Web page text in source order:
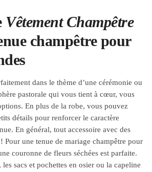
Vêtement Champêtre
champêtre pour
dans le thème d’une cérémonie ou
pastorale qui vous tient à cœur, vous
En plus de la robe, vous pouvez
détails pour renforcer le caractère
En général, tout accessoire avec des
Pour une tenue de mariage champêtre pour
couronne de fleurs séchées est parfaite.
les sacs et pochettes en osier ou la capeline